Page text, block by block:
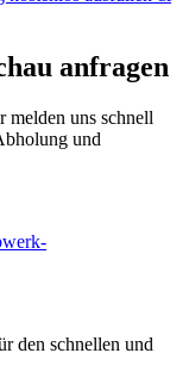
anfragen
melden uns schnell
und
den schnellen und